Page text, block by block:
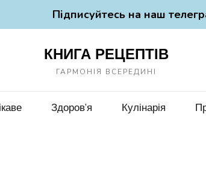
Підписуйтесь на наш
КНИГА РЕЦЕПТІВ
ГАРМОНІЯ ВСЕРЕДИНІ
Здоров’я Кулінарія